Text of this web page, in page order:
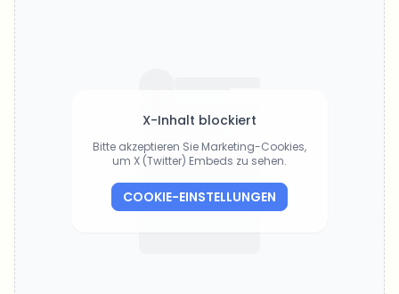
X-Inhalt blockiert
Bitte akzeptieren Sie Marketing-Cookies,
um X (Twitter) Embeds zu sehen.
COOKIE-EINSTELLUNGEN